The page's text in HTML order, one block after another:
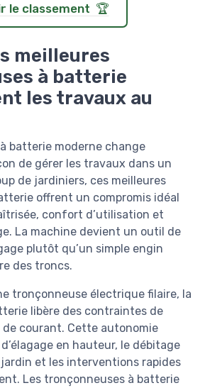
le classement 🏆
meilleures
à batterie
les travaux au
batterie moderne change
de gérer les travaux dans un
de jardiniers, ces meilleures
offrent un compromis idéal
confort d’utilisation et
La machine devient un outil de
plutôt qu’un simple engin
des troncs.
tronçonneuse électrique filaire, la
libère des contraintes de
de courant. Cette autonomie
en hauteur, le débitage
et les interventions rapides
Les tronçonneuses à batterie